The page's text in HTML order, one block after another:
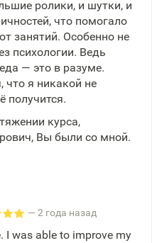
ролики, и шутки, и
что помогало
занятий. Особенно не
психологии. Ведь
— это в разуме.
что я никакой не
получится.
курса,
Вы были со мной.
— 2 года назад
I was able to improve my